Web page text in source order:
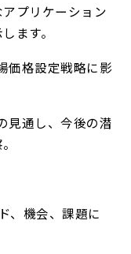
プリケーション
ます。
価格設定戦略に影
見通し、今後の潜
、機会、課題に